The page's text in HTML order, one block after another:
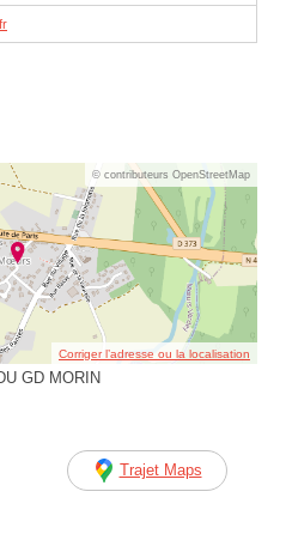
© contributeurs OpenStreetMap
Corriger l’adresse ou la localisation
GD MORIN
Trajet Maps